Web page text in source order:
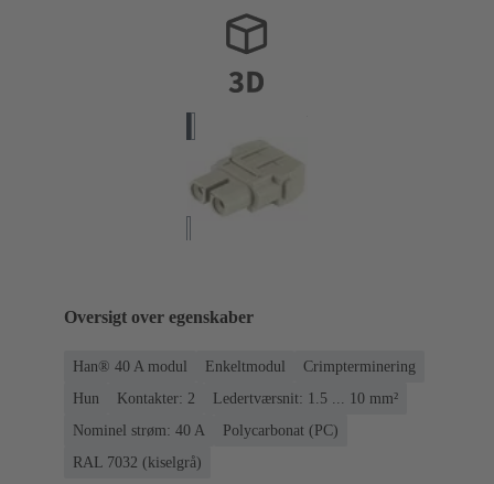
Oversigt over egenskaber
Han® 40 A modul Enkeltmodul
Crimpterminering
Hun
Kontakter: 2
Ledertværsnit: 1.5 ... 10 mm²
Nominel strøm: ‌40 A
Polycarbonat (PC)
RAL 7032 (kiselgrå)